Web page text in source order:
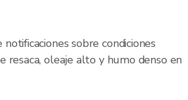
sobre condiciones
resaca, oleaje alto y humo denso en